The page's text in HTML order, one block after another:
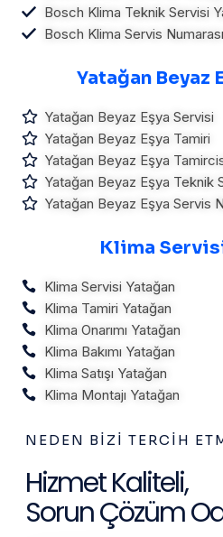
Bosch Klima Teknik Servisi
Bosch Klima Servis
Yatağan Beyaz
Yatağan Beyaz Eşya Servisi
Yatağan Beyaz Eşya Tamiri
Yatağan Beyaz Eşya
Yatağan Beyaz Eşya Teknik
Yatağan Beyaz Eşya Servis
Klima
Klima Servisi Yatağan
Klima Tamiri Yatağan
Klima Onarımı Yatağan
Klima Bakımı Yatağan
Klima Satışı Yatağan
Klima Montajı Yatağan
NEDEN BIZI TERCIH
Hizmet Kaliteli,
Sorun Çözüm